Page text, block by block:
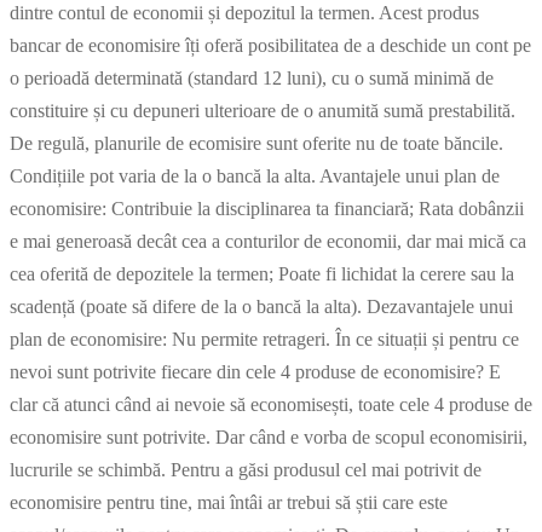
dintre contul de economii și depozitul la termen. Acest produs
bancar de economisire îți oferă posibilitatea de a deschide un cont pe
o perioadă determinată (standard 12 luni), cu o sumă minimă de
constituire și cu depuneri ulterioare de o anumită sumă prestabilită.
De regulă, planurile de ecomisire sunt oferite nu de toate băncile.
Condițiile pot varia de la o bancă la alta. Avantajele unui plan de
economisire: Contribuie la disciplinarea ta financiară; Rata dobânzii
e mai generoasă decât cea a conturilor de economii, dar mai mică ca
cea oferită de depozitele la termen; Poate fi lichidat la cerere sau la
scadență (poate să difere de la o bancă la alta). Dezavantajele unui
plan de economisire: Nu permite retrageri. În ce situații și pentru ce
nevoi sunt potrivite fiecare din cele 4 produse de economisire? E
clar că atunci când ai nevoie să economisești, toate cele 4 produse de
economisire sunt potrivite. Dar când e vorba de scopul economisirii,
lucrurile se schimbă. Pentru a găsi produsul cel mai potrivit de
economisire pentru tine, mai întâi ar trebui să știi care este